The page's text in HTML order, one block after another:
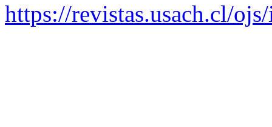
https://revistas.usach.cl/